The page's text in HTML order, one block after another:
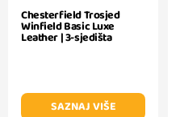
Chesterfield Trosjed
Winfield Basic Luxe
Leather | 3-sjedišta
SAZNAJ VIŠE